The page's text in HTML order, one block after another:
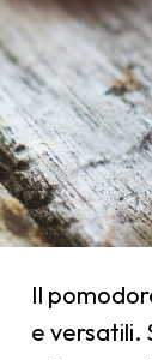
Il
e versatili.